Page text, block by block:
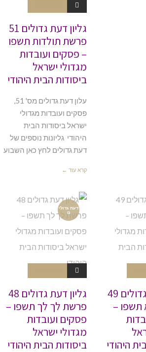
גליון דעת גדולים 51
פרשת תולדות תשפו
– פסקים ועובדות
מגדולי ישראל
ביסודות הבית היהודי
פסקים ועובדות מגדולי
ישראל ביסודות הבית
היהודי גליונות נוספים של
דעת גדולים לחץ כאן השבוע
קרא עוד ←
גליון דעת גדולים 49
תשפו –
היהודי
דעת גדולי
ם
גליון דעת גדולים 48
פרשת לך לך תשפו –
פסקים ועובדות
מגדולי ישראל
ביסודות הבית היהודי